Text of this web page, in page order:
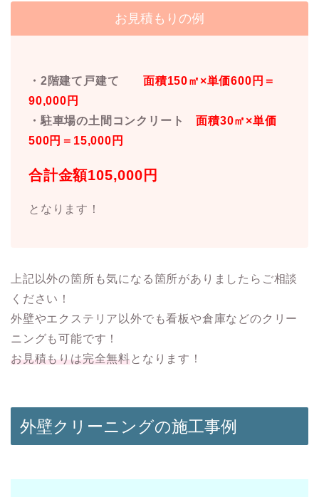
お見積もりの例
・2階建て戸建て 面積150㎡×単価600円＝
90,000円
・駐車場の土間コンクリート
面積30㎡×単価
500円＝15,000円
合計金額105,000円
となります！
上記以外の箇所も気になる箇所がありましたらご相談
ください！
外壁やエクステリア以外でも看板や倉庫などのクリー
ニングも可能です！
お見積もりは完全無料 となります！
外壁クリーニングの施工事例